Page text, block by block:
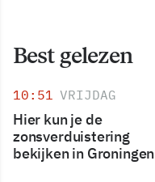
Best gelezen
10:51 VRIJDAG
Hier kun je de
zonsverduistering
bekijken in Groningen